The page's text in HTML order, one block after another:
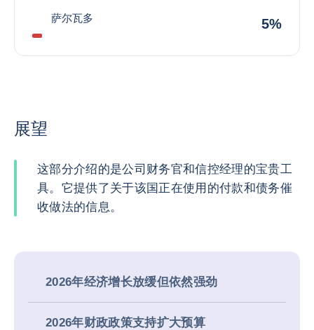
萨尔瓦多 5%
展望
这部分介绍的是公司财务官和信控经理的宝贵工
具。它提供了关于该国正在使用的付款和债务催
收做法的信息。
2026年经济增长放缓但依然强劲
2026年财政政策支持扩大预算